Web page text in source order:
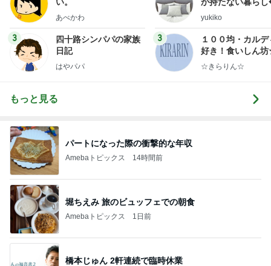
あべかわ
3
四十路シンパパの家族
日記
はやパパ
ep Life Simple◆
yukiko
3
１００均・カルデ
好き！食いしん
らりん☆のブログ
☆きらりん☆
もっと見る
パートになった際の衝撃的な年収
Amebaトピックス 14時間前
堀ちえみ 旅のビュッフェでの朝食
Amebaトピックス 1日前
橋本じゅん 2軒連続で臨時休業